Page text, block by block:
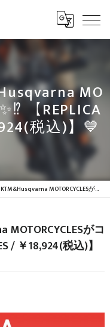
MO
【REPLICA
税込)】💙
がコラボ✨⁉ 【REPLICA TEAM SHOES / ￥18,924(税込)】💙
がコ
/ ￥18,924(税込)】